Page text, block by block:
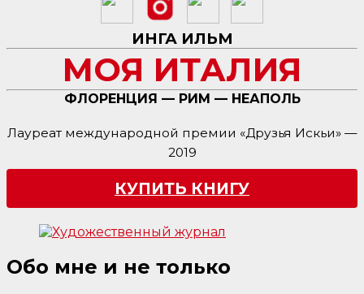
ИНГА ИЛЬМ
МОЯ ИТАЛИЯ
ФЛОРЕНЦИЯ — РИМ — НЕАПОЛЬ
Лауреат международной премии «Друзья Искьи» —
2019
КУПИТЬ КНИГУ
Обо мне и не только